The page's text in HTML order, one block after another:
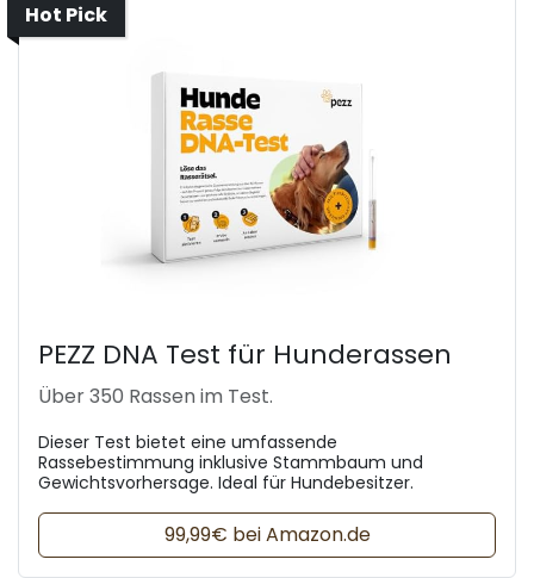
Hot Pick
PEZZ DNA Test für Hunderassen
Über 350 Rassen im Test.
Dieser Test bietet eine umfassende
Rassebestimmung inklusive Stammbaum und
Gewichtsvorhersage. Ideal für Hundebesitzer.
99,99€ bei Amazon.de